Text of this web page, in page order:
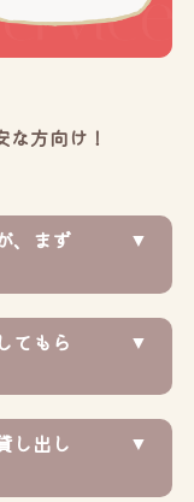
方向け！
、まず
てもら
し出し